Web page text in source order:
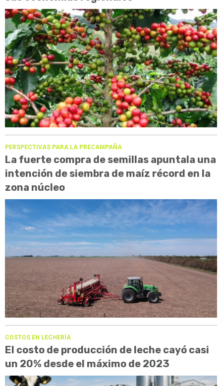
PERSPECTIVAS PARA LA PRECAMPAÑA
La fuerte compra de semillas apuntala una
intención de siembra de maíz récord en la
zona núcleo
COSTOS EN LECHERÍA
El costo de producción de leche cayó casi
un 20% desde el máximo de 2023